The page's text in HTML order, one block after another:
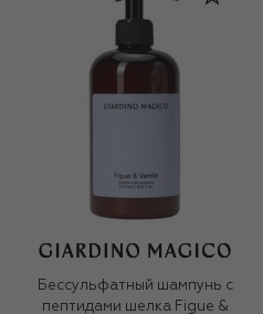
Бессульфатный шампунь с
пептидами шелка Figue &